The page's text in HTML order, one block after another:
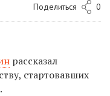
Поделиться 0
рассказал
стартовавших